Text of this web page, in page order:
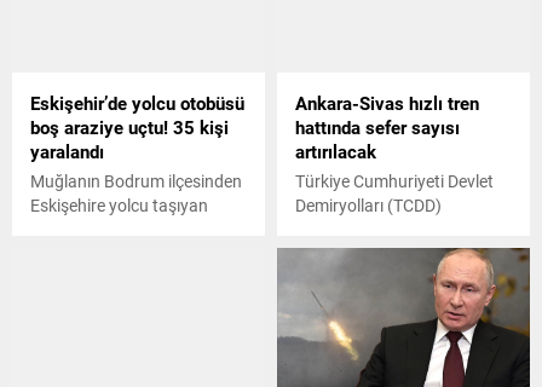
eşine karşı tavırlarını
beğenmediğini söyledi.
Bunun üzerine A.A. ise "Sen
niye karışıyorsun? O benim
eşim. Sana ne aramızdaki
Eskişehir’de yolcu otobüsü
boş araziye uçtu! 35 kişi
yaralandı
Muğlanın Bodrum ilçesinden
Eskişehire yolcu taşıyan
Ankara-Sivas hızlı tren
hattında sefer sayısı
artırılacak
Türkiye Cumhuriyeti Devlet
Demiryolları (TCDD)
11 Ağustostan itibaren
Ankara-Sivas hızlı tren
hattında cuma, cumartesi ve
pazar günleri ek sefer
yapılmaya başlanacağını
açıkladı.